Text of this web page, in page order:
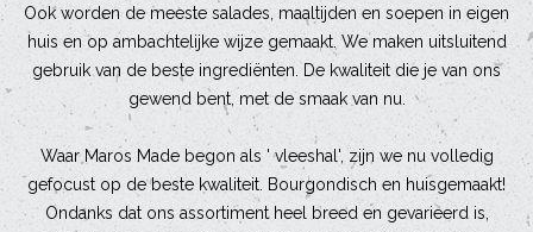
Ook worden de meeste salades, maaltijden en soepen in eigen
huis en op ambachtelijke wijze gemaakt. We maken uitsluitend
gebruik van de beste ingrediënten. De kwaliteit die je van ons
gewend bent, met de smaak van nu.
Waar Maros Made begon als ' vleeshal', zijn we nu volledig
gefocust op de beste kwaliteit. Bourgondisch en huisgemaakt!
Ondanks dat ons assortiment heel breed en gevarieerd is,